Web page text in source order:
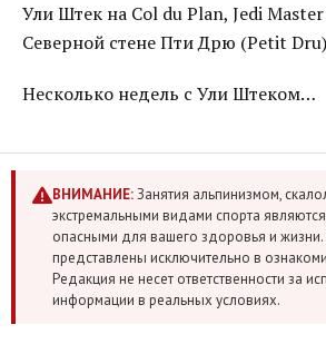
Ули Штек на Col du Plan, Jedi
Северной стене Пти Дрю (Petit
Несколько недель с Ули Штеком…
ВНИМАНИЕ:Занятия альпинизмом,
экстремальными видами спорта
опасными для вашего здоровья и жизни.
представлены исключительно в
Редакция не несет ответственности за
информации в реальных условиях.